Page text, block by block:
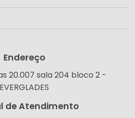
Endereço
20.007 sala 204 bloco 2 -
EVERGLADES
de Atendimento